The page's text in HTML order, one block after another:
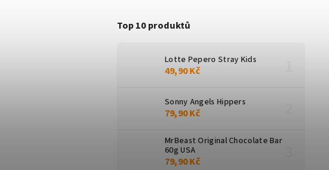
Top 10 produktů
Lotte Pepero Stray Kids
49,90 Kč
Sonny Angels Hippers
79,90 Kč
MrBeast Original Chocolate Bar
60g USA
79,90 Kč